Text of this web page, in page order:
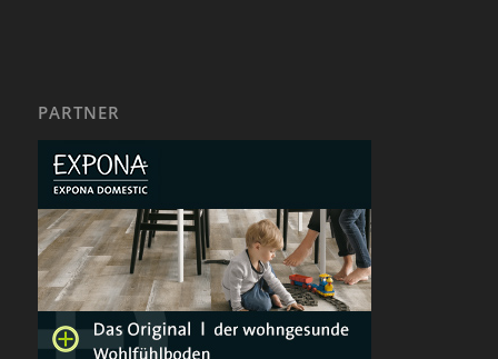
PARTNER